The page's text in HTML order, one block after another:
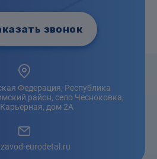
звонок
Федерация, Республика
район, село Чесноковка,
дом 2А
eurodetal.ru